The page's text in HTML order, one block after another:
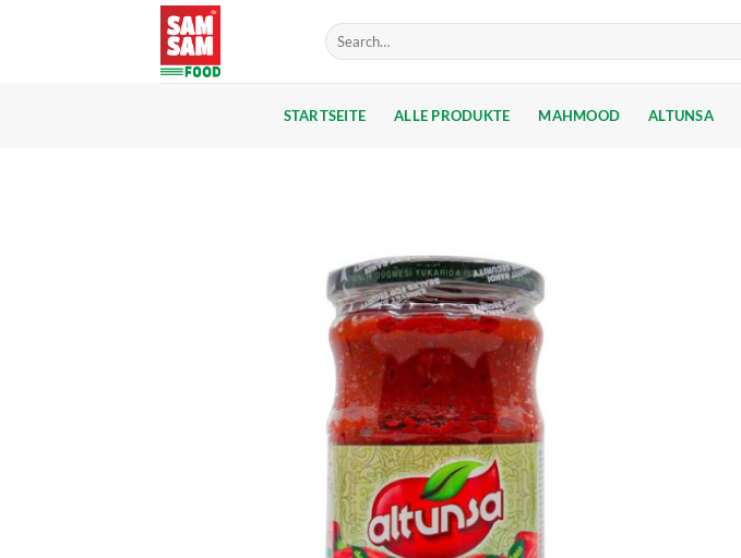
Search
for:
STARTSEITE ALLE PRODUKTE MAHMOOD ALTUNSA